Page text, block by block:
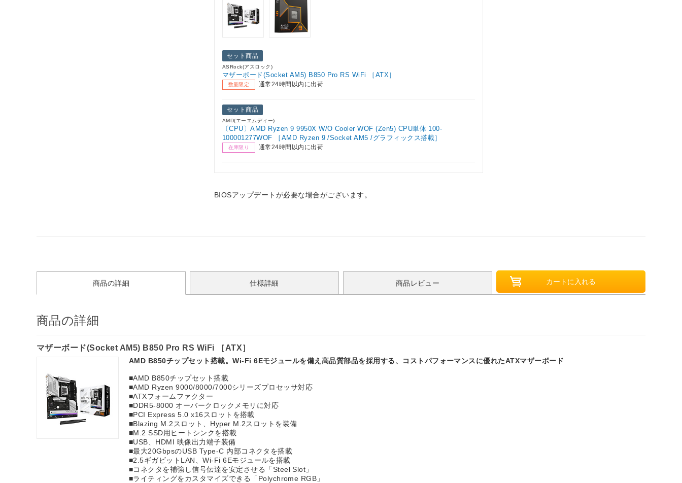
セット商品
ASRock(アスロック)
マザーボード(Socket AM5) B850 Pro RS WiFi ［ATX］
数量限定 通常24時間以内に出荷
セット商品
AMD(エーエムディー)
〔CPU〕AMD Ryzen 9 9950X W/O Cooler WOF (Zen5) CPU単体 100-
100001277WOF ［AMD Ryzen 9 /Socket AM5 /グラフィックス搭載］
在庫限り 通常24時間以内に出荷
BIOSアップデートが必要な場合がございます。
商品の詳細 仕様詳細 商品レビュー
商品の詳細
マザーボード(Socket AM5) B850 Pro RS WiFi ［ATX］
AMD B850チップセット搭載。Wi-Fi 6Eモジュールを備え高品質部品を採用する、コストパフォーマンスに優れたATXマザーボード
■AMD B850チップセット搭載
■AMD Ryzen 9000/8000/7000シリーズプロセッサ対応
■ATXフォームファクター
■DDR5-8000 オーバークロックメモリに対応
■PCI Express 5.0 x16スロットを搭載
■Blazing M.2スロット、Hyper M.2スロットを装備
■M.2 SSD用ヒートシンクを搭載
■USB、HDMI 映像出力端子装備
■最大20GbpsのUSB Type-C 内部コネクタを搭載
■2.5ギガビットLAN、Wi-Fi 6Eモジュールを搭載
■コネクタを補強し信号伝達を安定させる「Steel Slot」
■ライティングをカスタマイズできる「Polychrome RGB」